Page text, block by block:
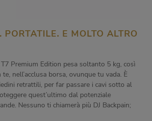
E MOLTO ALTRO
Premium Edition pesa soltanto 5 kg, così
nell’acclusa borsa, ovunque tu vada. È
retrattili, per far passare i cavi sotto al
quest’ultimo dal potenziale
Nessuno ti chiamerà più DJ Backpain;